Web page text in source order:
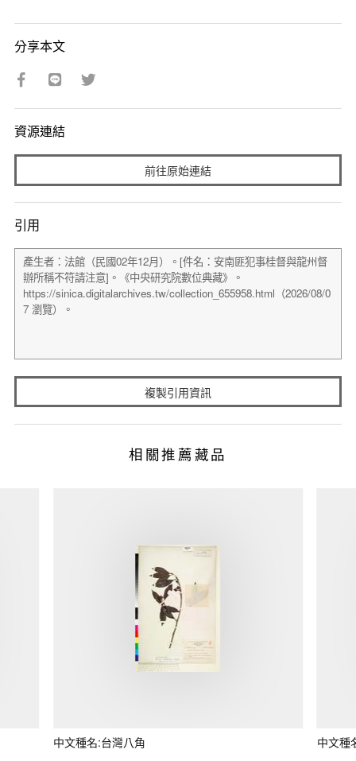
分享本文
資源連結
前往原始連結
引用
複製引用資訊
相關推薦藏品
中文種名:台灣八角 中文種